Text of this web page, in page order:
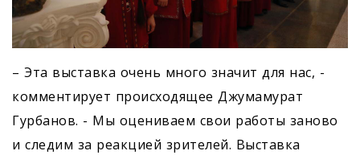
– Эта выставка очень много значит для нас, -
комментирует происходящее Джумамурат
Гурбанов. - Мы оцениваем свои работы заново
и следим за реакцией зрителей. Выставка